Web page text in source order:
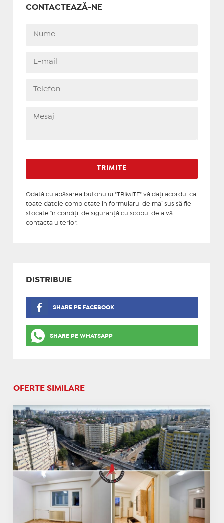
CONTACTEAZĂ-NE
Odată cu apăsarea butonului "TRIMITE" vă daţi acordul ca
toate datele completate în formularul de mai sus să fie
stocate în condiţii de siguranţă cu scopul de a vă
contacta ulterior.
DISTRIBUIE
SHARE PE FACEBOOK
SHARE PE WHATSAPP
OFERTE SIMILARE